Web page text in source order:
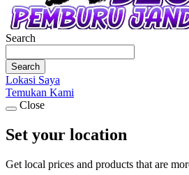
Search
Search
Lokasi Saya
Temukan Kami
Close
Set your location
Get local prices and products that are